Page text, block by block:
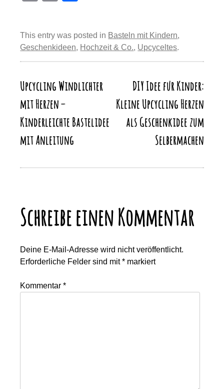
er
st
b
o
k
y
d
o
A
p
y
Li
k
n
This entry was posted in Basteln mit Kindern,
Geschenkideen, Hochzeit & Co., Upcyceltes.
Beitragsnavigation
Upcycling Windlichter
mit Herzen –
Kinderleichte Bastelidee
mit Anleitung
DIY Idee für Kinder:
Kleine Upcycling Herzen
als Geschenkidee zum
Selbermachen
Schreibe einen Kommentar
Deine E-Mail-Adresse wird nicht veröffentlicht.
Erforderliche Felder sind mit* markiert
Kommentar*